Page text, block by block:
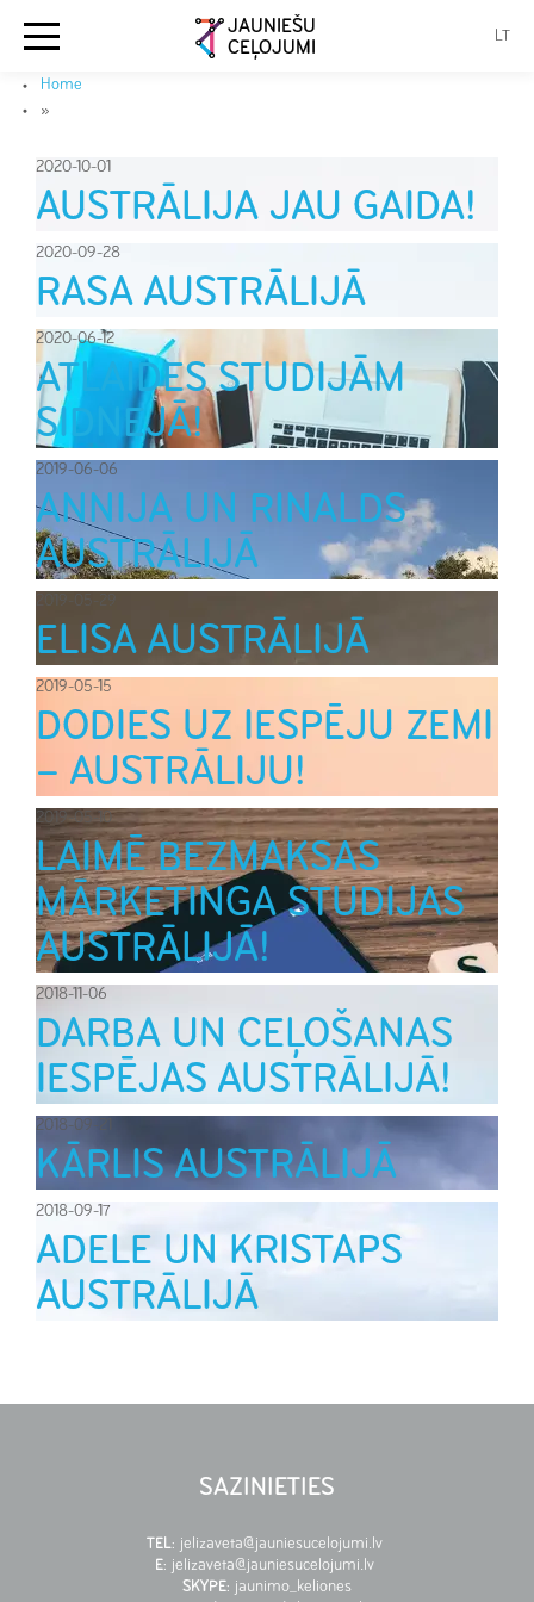
Home
»
2020-10-01
AUSTRĀLIJA JAU GAIDA!
2020-09-28
RASA AUSTRĀLIJĀ
2020-06-12
ATLAIDES STUDIJĀM
SIDNEJĀ!
2019-06-06
ANNIJA UN RINALDS
AUSTRĀLIJĀ
2019-05-29
ELISA AUSTRĀLIJĀ
2019-05-15
DODIES UZ IESPĒJU ZEMI
– AUSTRĀLIJU!
2019-05-10
LAIMĒ BEZMAKSAS
MĀRKETINGA STUDIJAS
AUSTRĀLIJĀ!
2018-11-06
DARBA UN CEĻOŠANAS
IESPĒJAS AUSTRĀLIJĀ!
2018-09-21
KĀRLIS AUSTRĀLIJĀ
2018-09-17
ADELE UN KRISTAPS
AUSTRĀLIJĀ
SAZINIETIES
TEL: jelizaveta@jauniesucelojumi.lv
E: jelizaveta@jauniesucelojumi.lv
SKYPE: jaunimo_keliones
JAUNIEŠU
CEĻOJUMI
LT